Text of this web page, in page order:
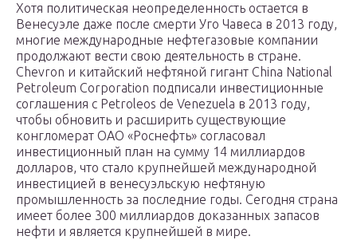
Хотя политическая неопределенность остается в
Венесуэле даже после смерти Уго Чавеса в 2013 году,
многие международные нефтегазовые компании
продолжают вести свою деятельность в стране.
Chevron и китайский нефтяной гигант China National
Petroleum Corporation подписали инвестиционные
соглашения с Petroleos de Venezuela в 2013 году,
чтобы обновить и расширить существующие
конгломерат ОАО «Роснефть» согласовал
инвестиционный план на сумму 14 миллиардов
долларов, что стало крупнейшей международной
инвестицией в венесуэльскую нефтяную
промышленность за последние годы. Сегодня страна
имеет более 300 миллиардов доказанных запасов
нефти и является крупнейшей в мире.